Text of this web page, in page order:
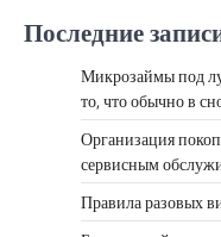
Последние
Микрозаймы под
то, что обычно в
Организация
сервисным
Правила разовых